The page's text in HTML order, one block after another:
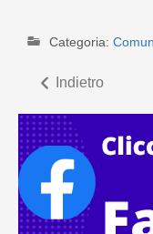
Categoria:
Indietro